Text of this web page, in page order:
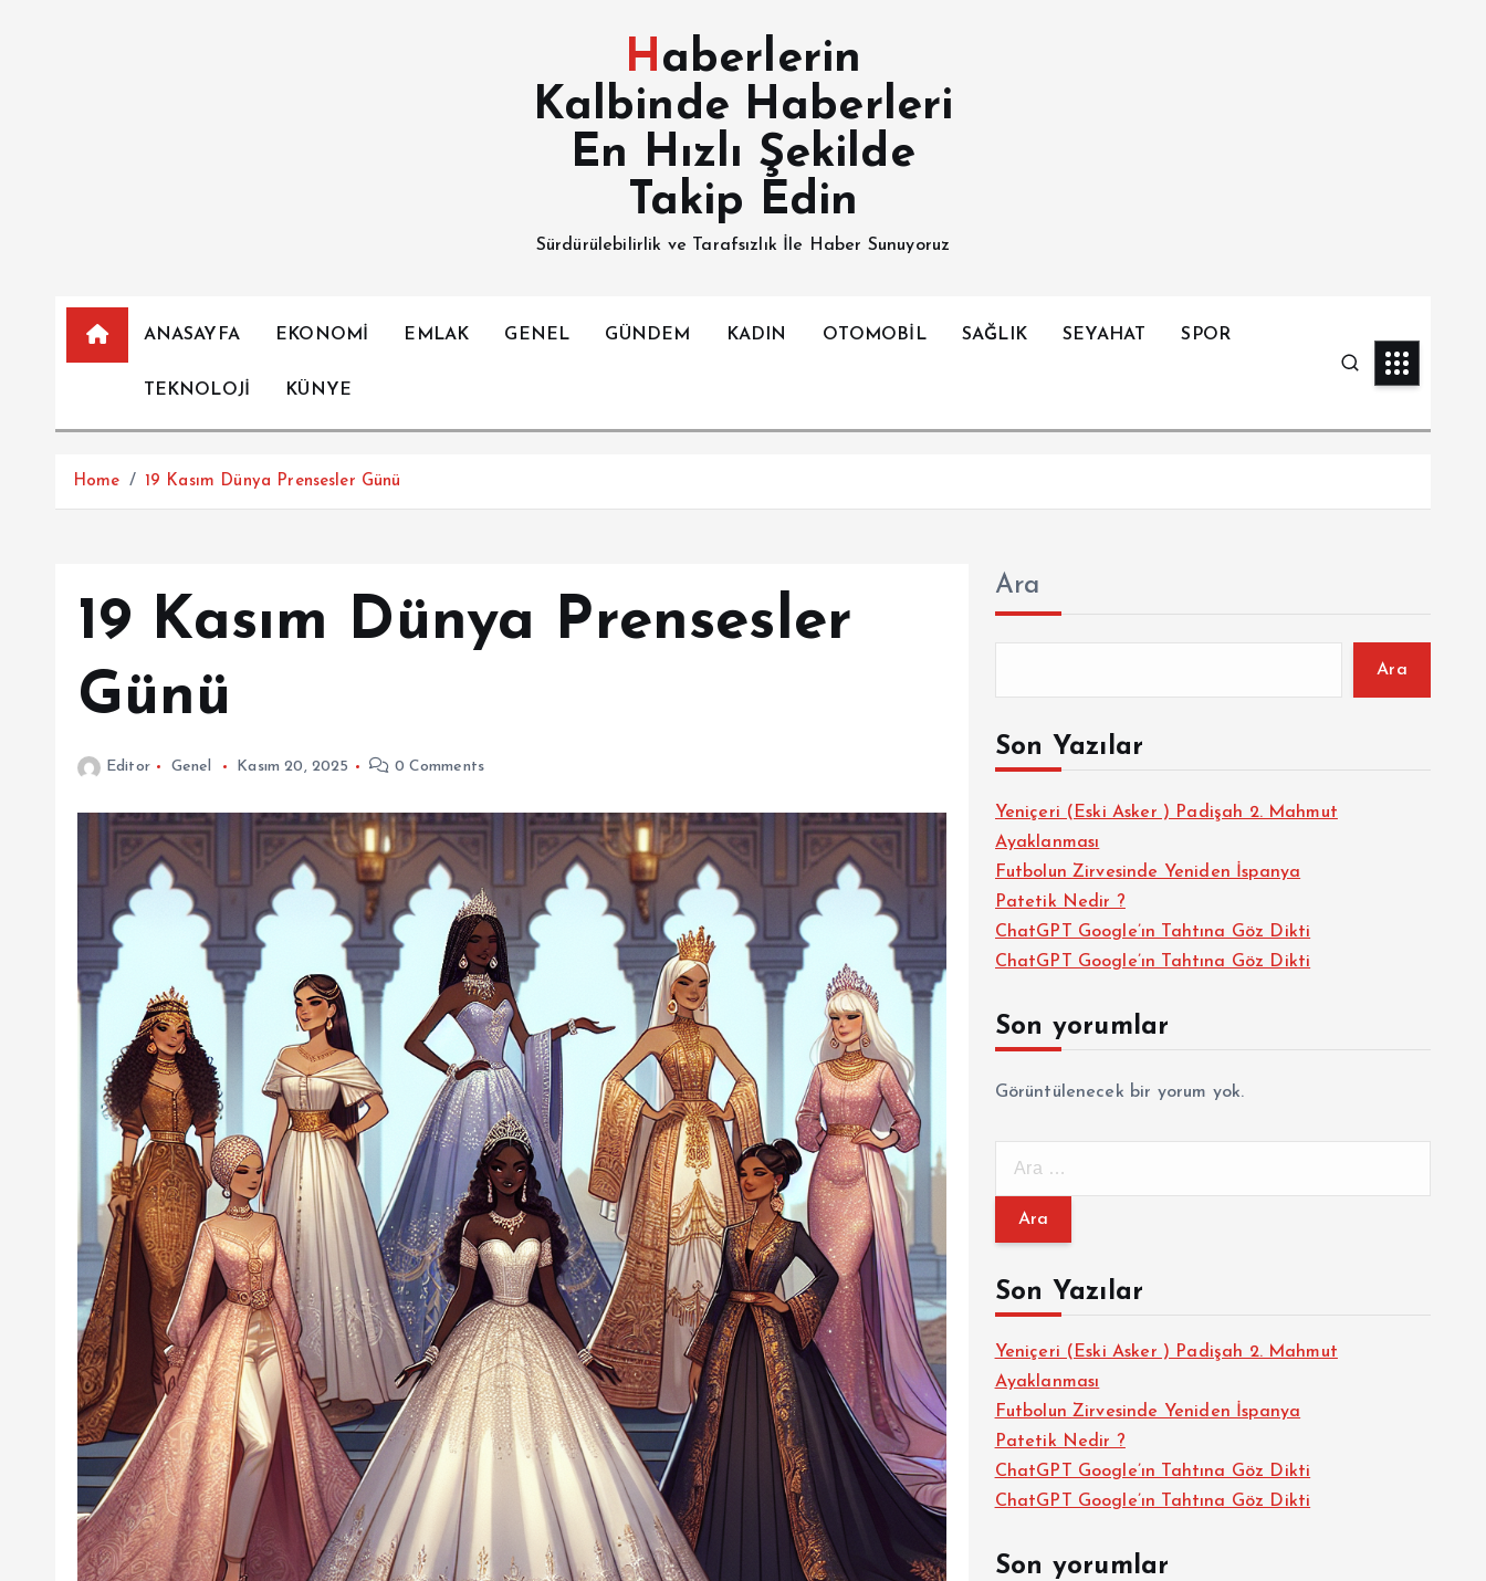
Haberlerin
Kalbinde Haberleri
En Hızlı Şekilde
Takip Edin
Sürdürülebilirlik ve Tarafsızlık İle Haber Sunuyoruz
ANASAYFA EKONOMİ EMLAK GENEL GÜNDEM KADIN OTOMOBİL SAĞLIK SEYAHAT SPOR
TEKNOLOJİ KÜNYE
Home 19 Kasım Dünya Prensesler Günü
19 Kasım Dünya Prensesler
Günü
Editor Genel Kasım 20, 2025 0 Comments
Ara
Ara
Son Yazılar
Yeniçeri (Eski Asker ) Padişah 2. Mahmut
Ayaklanması
Futbolun Zirvesinde Yeniden İspanya
Patetik Nedir ?
ChatGPT Google’ın Tahtına Göz Dikti
ChatGPT Google’ın Tahtına Göz Dikti
Son yorumlar
Görüntülenecek bir yorum yok.
m
:Son Yazılar
Yeniçeri (Eski Asker ) Padişah 2. Mahmut
Ayaklanması
Futbolun Zirvesinde Yeniden İspanya
Patetik Nedir ?
ChatGPT Google’ın Tahtına Göz Dikti
ChatGPT Google’ın Tahtına Göz Dikti
Son yorumlar